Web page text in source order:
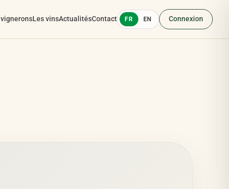
Les vinsActualitésContact FR EN Connexion